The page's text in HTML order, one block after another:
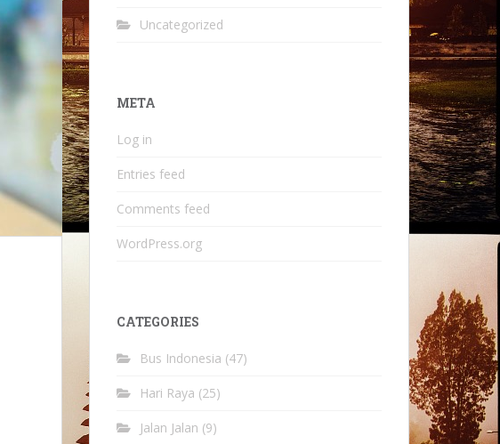
Uncategorized
META
Log in
Entries feed
Comments feed
WordPress.org
CATEGORIES
Bus Indonesia (47)
Hari Raya (25)
Jalan Jalan (9)